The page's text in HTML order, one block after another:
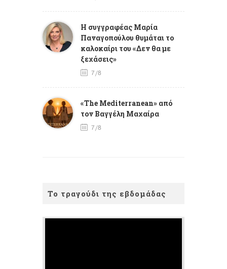
Η συγγραφέας Μαρία
Παναγοπούλου θυμάται το
καλοκαίρι του «Δεν θα με
ξεχάσεις»
7/8
«The Mediterranean» από
τον Βαγγέλη Μαχαίρα
7/8
Το τραγούδι της εβδομάδας